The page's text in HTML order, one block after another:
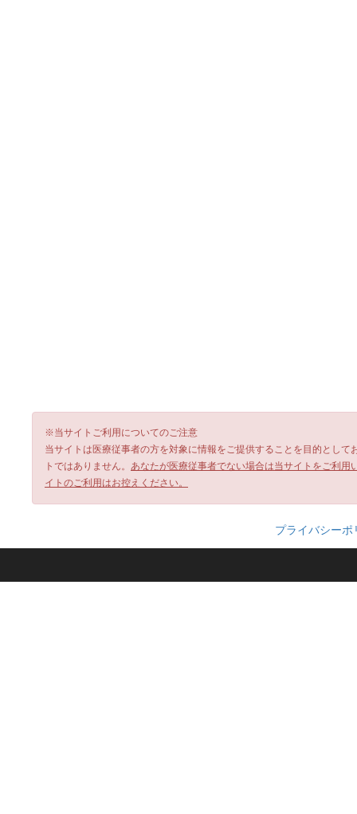
※当サイトご利用についてのご注意
当サイトは医療従事者の方を対象に情報をご提供することを目的とし
トではありません。 あなたが医療従事者でない場合は当サイトをご利
イトのご利用はお控えください。
プライバシーポ